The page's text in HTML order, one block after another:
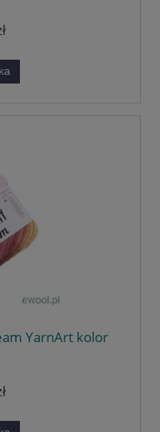
YarnArt kolor